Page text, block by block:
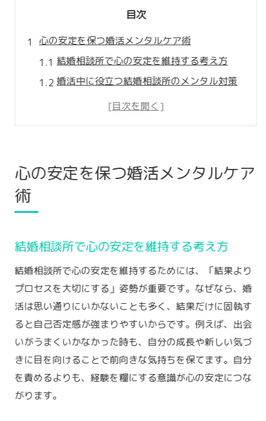
目次
心の安定を保つ婚活メンタルケア術
結婚相談所で心の安定を維持する考え方
婚活中に役立つ結婚相談所のメンタル対策
結婚相談所で実践できる心の休め方の工夫
メンタルを保つための結婚相談所活用術
結婚相談所を利用したポジティブ思考のポ
婚活を楽しむための心の持ち方と実践法
結婚相談所で自信を持って行動するヒント
落ち込まずに婚活を続けるための結婚相談
所活用
前向きな気持ちを保つ婚活メンタルのコツ
婚活中のストレス軽減に役立つ習慣とは
心の安定を保つ婚活メンタルケア
術
結婚相談所で心の安定を維持する考え方
結婚相談所で心の安定を維持するためには、「結果より
プロセスを大切にする」姿勢が重要です。なぜなら、婚
活は思い通りにいかないことも多く、結果だけに固執す
ると自己否定感が強まりやすいからです。例えば、出会
いがうまくいかなかった時も、自分の成長や新しい気づ
きに目を向けることで前向きな気持ちを保てます。自分
を責めるよりも、経験を糧にする意識が心の安定につな
がります。